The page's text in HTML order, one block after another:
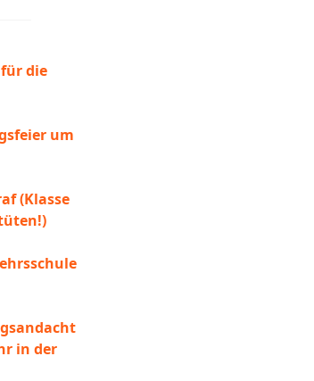
die
um
(Klasse
in der